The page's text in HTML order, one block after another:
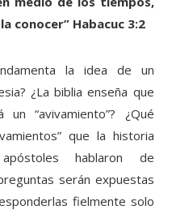
conocer” Habacuc 3:2
la idea de un
¿La biblia enseña que
“avivamiento”? ¿Qué
que la historia
hablaron de
serán expuestas
fielmente solo